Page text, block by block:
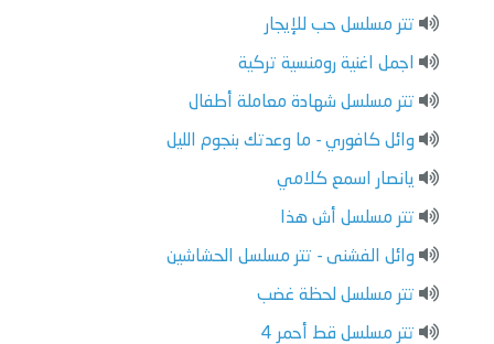
تتر مسلسل حب للإيجار
اجمل اغنية رومنسية تركية
تتر مسلسل شهادة معاملة أطفال
وائل كافوري - ما وعدتك بنجوم الليل
يانصار اسمع كلامي
تتر مسلسل أش هذا
وائل الفشنى - تتر مسلسل الحشاشين
تتر مسلسل لحظة غضب
تتر مسلسل قط أحمر 4